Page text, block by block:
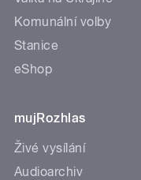
Komunální volby
Stanice
eShop
mujRozhlas
Živé vysílání
Audioarchiv